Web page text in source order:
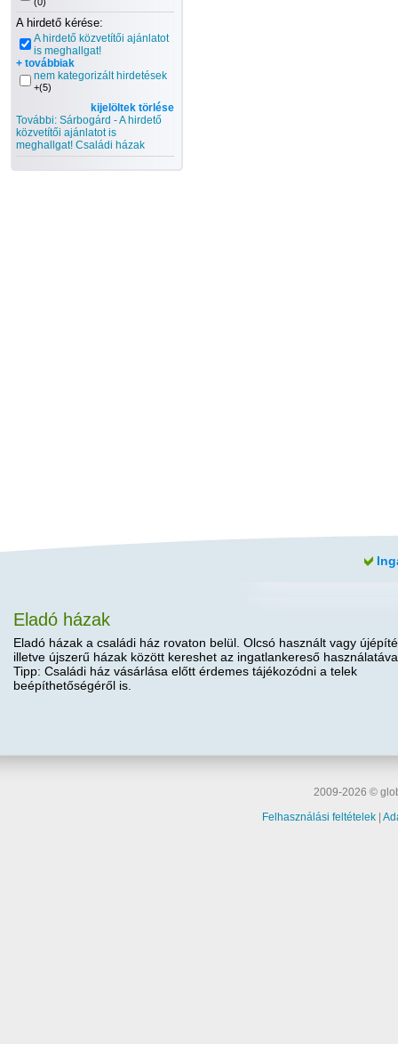
A hirdető kérése:
A hirdető közvetítői ajánlatot
is meghallgat!
+ továbbiak
nem kategorizált hirdetések
+(5)
kijelöltek törlése
További: Sárbogárd - A hirdető
közvetítői ajánlatot is
meghallgat! Családi házak
Eladó házak
Eladó házak a családi ház rovaton belül. Olcsó használt vagy
illetve újszerű házak között kereshet az ingatlankereső
Tipp: Családi ház vásárlása előtt érdemes tájékozódni a telek
beépíthetőségéről is.
2009-2026 ©
Felhasználási feltételek